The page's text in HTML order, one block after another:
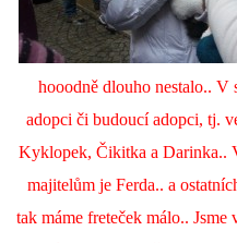
hooodně dlouho nestalo.. V
adopci či budoucí adopci, tj.
Kyklopek, Čikitka a Darinka..
majitelům je Ferda.. a
tak máme freteček málo..